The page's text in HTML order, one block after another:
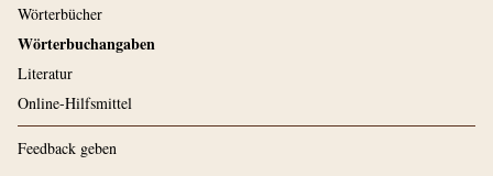
Wörterbücher
Wörterbuchangaben
Literatur
Online-Hilfsmittel
Feedback geben